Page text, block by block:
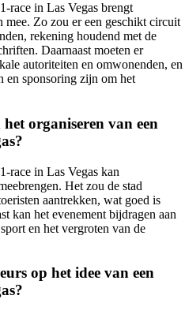
race in Las Vegas brengt
Zo zou er een geschikt circuit
rekening houdend met de
Daarnaast moeten er
autoriteiten en omwonenden, en
en sponsoring zijn om het
organiseren van een
race in Las Vegas kan
Het zou de stad
aantrekken, wat goed is
kan het evenement bijdragen aan
en het vergroten van de
op het idee van een